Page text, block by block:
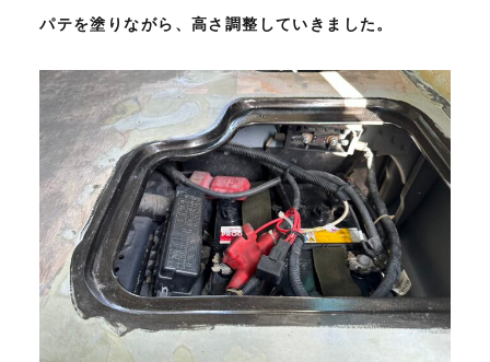
パテを塗りながら、高さ調整していきました。